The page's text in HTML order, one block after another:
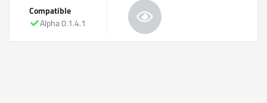
Compatible
Alpha 0.1.4.1